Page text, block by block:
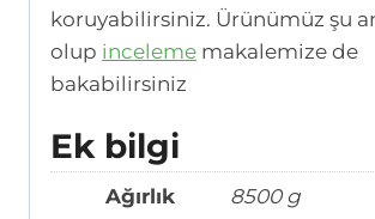
koruyabilirsiniz. Ürünümüz şu
olup inceleme makalemize de
bakabilirsiniz
Ek bilgi
Ağırlık 8500 g